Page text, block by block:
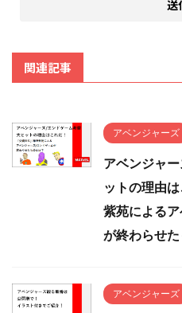
関連記事
アベンジャーズ
アベンジャ
ットの理由
紫苑による
が終わらせ
アベンジャーズ